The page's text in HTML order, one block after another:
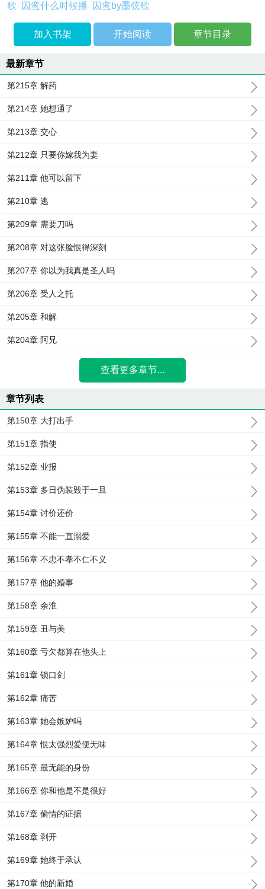
歌
囚鸾什么时候播 囚鸾by墨弦歌
加入书架 开始阅读 章节目录
最新章节
第215章 解药
第214章 她想通了
第213章 交心
第212章 只要你嫁我为妻
第211章 他可以留下
第210章 逃
第209章 需要刀吗
第208章 对这张脸恨得深刻
第207章 你以为我真是圣人吗
第206章 受人之托
第205章 和解
第204章 阿兄
查看更多章节...
章节列表
第150章 大打出手
第151章 指使
第152章 业报
第153章 多日伪装毁于一旦
第154章 讨价还价
第155章 不能一直溺爱
第156章 不忠不孝不仁不义
第157章 他的婚事
第158章 余淮
第159章 丑与美
第160章 亏欠都算在他头上
第161章 锁口剑
第162章 痛苦
第163章 她会嫉妒吗
第164章 恨太强烈爱便无味
第165章 最无能的身份
第166章 你和他是不是很好
第167章 偷情的证据
第168章 剥开
第169章 她终于承认
第170章 他的新婚